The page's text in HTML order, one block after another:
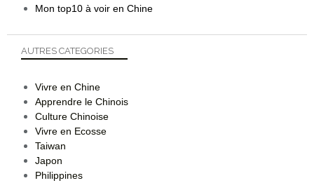
Mon top10 à voir en Chine
AUTRES CATEGORIES
Vivre en Chine
Apprendre le Chinois
Culture Chinoise
Vivre en Ecosse
Taiwan
Japon
Philippines